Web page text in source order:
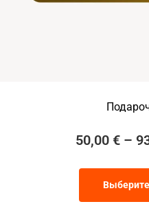
50,00 € –